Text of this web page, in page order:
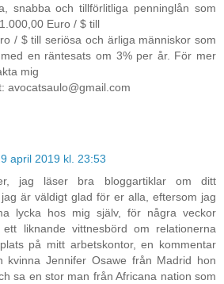
snabba och tillförlitliga penninglån som
Euro / $ till
/ $ till seriösa och ärliga människor som
en räntesats om 3% per år. För mer
mig
avocatsaulo@gmail.com
april 2019 kl. 23:53
jag läser bra bloggartiklar om ditt
är väldigt glad för er alla, eftersom jag
lycka hos mig själv, för några veckor
liknande vittnesbörd om relationerna
på mitt arbetskontor, en kommentar
kvinna Jennifer Osawe från Madrid hon
sa en stor man från Africana nation som